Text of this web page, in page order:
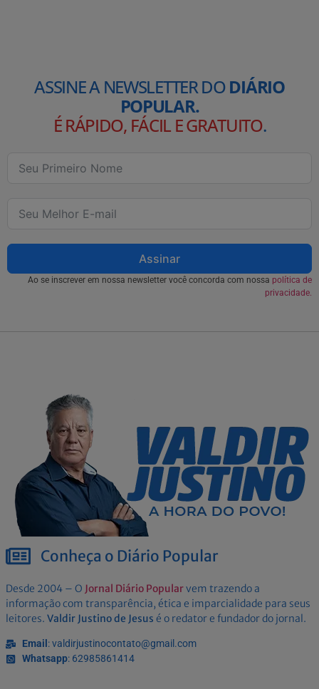
ASSINE A NEWSLETTER DODIÁRIO
POPULAR.
É RÁPIDO, FÁCIL E GRATUITO.
Assinar
Ao se inscrever em nossa newsletter você concorda com nossa política de
privacidade.
Conheça o Diário Popular
Desde 2004 – O Jornal Diário Popularvem trazendo a
informação com transparência, ética e imparcialidade para seus
leitores. Valdir Justino de Jesus é o redator e fundador do jornal.
Email : valdirjustinocontato@gmail.com
Whatsapp: 62985861414